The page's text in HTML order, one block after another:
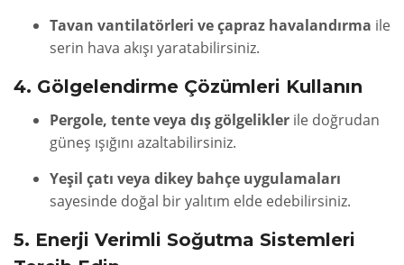
Tavan vantilatörleri ve çapraz havalandırma ile
serin hava akışı yaratabilirsiniz.
4. Gölgelendirme Çözümleri Kullanın
Pergole, tente veya dış gölgelikler ile doğrudan
güneş ışığını azaltabilirsiniz.
Yeşil çatı veya dikey bahçe uygulamaları
sayesinde doğal bir yalıtım elde edebilirsiniz.
5. Enerji Verimli Soğutma Sistemleri